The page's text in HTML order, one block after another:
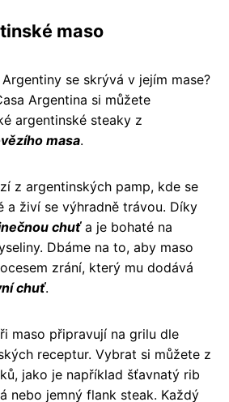
maso
se skrývá v jejím mase?
Argentina si můžete
argentinské steaky z
masa.
z argentinských pamp, kde se
a živí se výhradně trávou. Díky
chuťa je bohaté na
Dbáme na to, aby maso
zrání, který mu dodává
chuť.
maso připravují na grilu dle
receptur. Vybrat si můžete z
jako je například šťavnatý rib
nebo jemný flank steak. Každý